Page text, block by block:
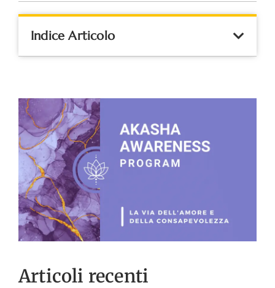
Indice Articolo
Articoli recenti